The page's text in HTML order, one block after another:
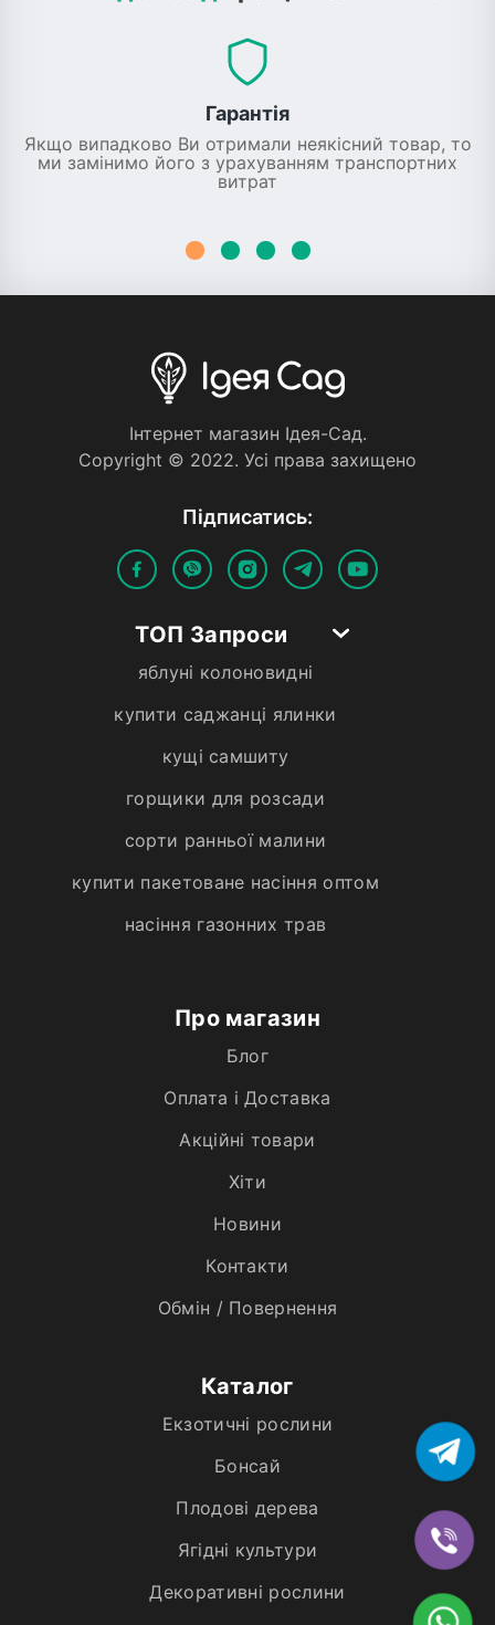
Гарантія
Якщо випадково Ви отримали неякісний товар, то
ми замінимо його з урахуванням транспортних
витрат
Iнтернет магазин Iдея-Сад.
Copyright © 2022. Усi права захищено
Пiдписатись:
ТОП Запроси
яблуні колоновидні
купити саджанці ялинки
кущі самшиту
горщики для розсади
сорти ранньої малини
купити пакетоване насіння оптом
насіння газонних трав
Про магазин
Блог
Оплата і Доставка
Акційні товари
Хiти
Новини
Контакти
Обмін / Повернення
Каталог
Екзотичні рослини
Бонсай
Плодові дерева
Ягідні культури
Декоративні рослини